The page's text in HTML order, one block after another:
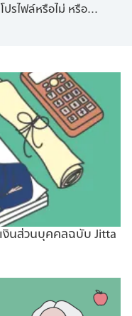
รไฟล์หรือไม่ หรือ
นกัน ตัวอักษร 4 ตัวที่ว่า
ษาและสังเกตพฤติกรรม
าวสวิส ผู้ก่อตั้งแนวคิด
และถูกพัฒนาขึ้นโดย
Myers จนออกมาเป็น
INFT ISTJ ESTP
าพที่ได้รับความนิยม
ที่หลายคนเคยทดสอบ
งที่เป็นที่นิยมไม่แพ้กัน
[…]
งินส่วนบุคคลฉบับ Jitta